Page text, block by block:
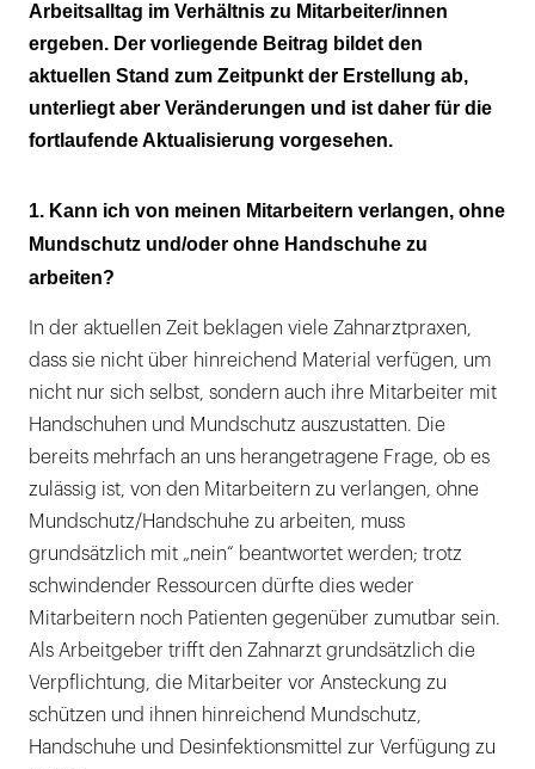
Arbeitsalltag im Verhältnis zu Mitarbeiter/innen
ergeben. Der vorliegende Beitrag bildet den
aktuellen Stand zum Zeitpunkt der Erstellung ab,
unterliegt aber Veränderungen und ist daher für die
fortlaufende Aktualisierung vorgesehen.
1. Kann ich von meinen Mitarbeitern verlangen, ohne
Mundschutz und/oder ohne Handschuhe zu
arbeiten?
In der aktuellen Zeit beklagen viele Zahnarztpraxen,
dass sie nicht über hinreichend Material verfügen, um
nicht nur sich selbst, sondern auch ihre Mitarbeiter mit
Handschuhen und Mundschutz auszustatten. Die
bereits mehrfach an uns herangetragene Frage, ob es
zulässig ist, von den Mitarbeitern zu verlangen, ohne
Mundschutz/Handschuhe zu arbeiten, muss
grundsätzlich mit „nein“ beantwortet werden; trotz
schwindender Ressourcen dürfte dies weder
Mitarbeitern noch Patienten gegenüber zumutbar sein.
Als Arbeitgeber trifft den Zahnarzt grundsätzlich die
Verpflichtung, die Mitarbeiter vor Ansteckung zu
schützen und ihnen hinreichend Mundschutz,
Handschuhe und Desinfektionsmittel zur Verfügung zu